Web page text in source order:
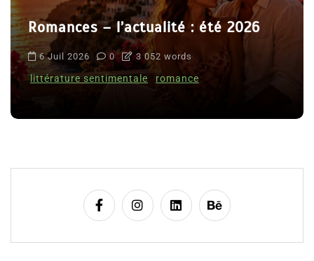
Romances – l’actualité : été 2026
6 Juil 2026 0 3 052 words
littérature sentimentale romance